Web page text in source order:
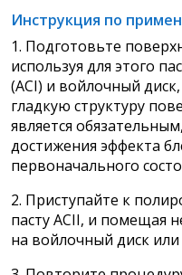
Инструкция по
1. Подготовьте
используя для этого
(ACI) и войлочный
гладкую структуру
является
достижения эффекта
первоначального
2. Приступайте к
пасту ACII, и помещая
на войлочный диск или